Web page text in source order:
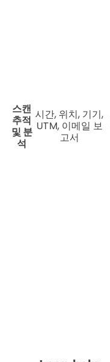
스캔
추적
및 분
석
시간, 위치, 기기,
UTM, 이메일 보
고서